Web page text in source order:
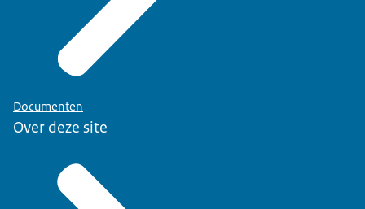
Documenten
Over deze site